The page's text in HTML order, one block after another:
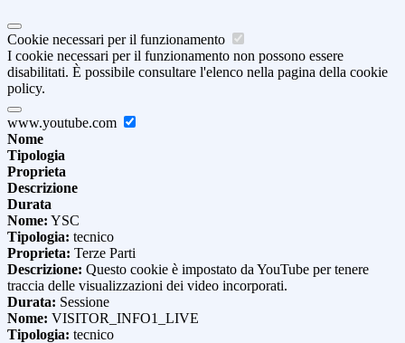
Cookie necessari per il funzionamento
I cookie necessari per il funzionamento non possono essere
disabilitati. È possibile consultare l'elenco nella pagina della cookie
policy.
www.youtube.com
Nome
Tipologia
Proprieta
Descrizione
Durata
Nome: YSC
Tipologia: tecnico
Proprieta: Terze Parti
Descrizione: Questo cookie è impostato da YouTube per tenere
traccia delle visualizzazioni dei video incorporati.
Durata: Sessione
Nome: VISITOR_INFO1_LIVE
Tipologia: tecnico